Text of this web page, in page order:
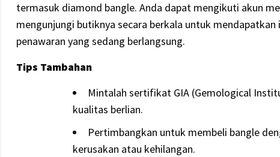
termasuk diamond bangle. Anda dapat mengikuti akun
mengunjungi butiknya secara berkala untuk
penawaran yang sedang berlangsung.
Tips Tambahan
Mintalah sertifikat GIA (Gemological
kualitas berlian.
Pertimbangkan untuk membeli bangle
kerusakan atau kehilangan.